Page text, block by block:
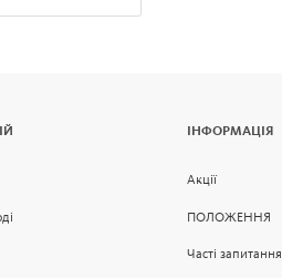
ІНФОРМАЦІЯ
Акції
ПОЛОЖЕННЯ
Часті запитання